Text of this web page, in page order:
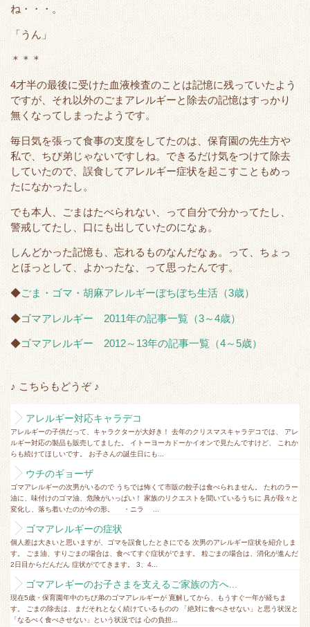
ね・・・。
「うん」
＊＊＊
4才半の最後に受けた血液検査のことは記憶に残っていたよう
ですが、それ以外のごまアレルギーと除去の記憶はすっかり
無くなってしまったようです。
毎日気を張って食事の支度をしてたのは、保育園の先生方や
私で、ちび弟じゃないですしね。できるだけ気をつけて除去
していたので、誤食してアレルギー症状を起こすこともめっ
たになかったし。
でも本人、ごまはたべられない、って自分で分かってたし、
警戒してたし、口にも出していたのになぁ。
しんどかった記憶も、忘れるものなんだなぁ。って、ちょっ
とほっとして、よかったな、って思ったんです。
◆ごま・ゴマ・胡麻アレルギーぼちぼち生活（3歳）
◆ゴマアレルギー 2011年の記事一覧（3～4歳）
◆ゴマアレルギー 2012～13年の記事一覧（4～5歳）
♪ こちらもどうぞ ♪
アレルギー対応キャラデコ
アレルギーの子供だって、キャラクターが大好き！ 去年のクリスマスキャラデコでは、 アレ
ルギー対応の製品も販売してました。 イトーヨーカドーかイオンで見たんですけど、 これか
らも続けてほしいです。 お子さんの誕生日にも...
ウチのギョーザ
ゴマアレルギーの次男がいるので うちでは怖くて市販の餃子は食べられません。 たれのラー
油に、味付けのゴマ油、危険がいっぱい！ 家族のリクエストを聞いているうちに 具が段々と
変化し、落ち着いたのが今の形。 ・ニラ ...
ゴマアレルギーの症状
個人差は大きいと思いますが、ゴマを誤食したときにでる 次男のアレルギー症状を紹介しま
す。 ごま油、すりごまの場合は、食べてすぐ症状がでます。 粒ごまの場合は、消化が進んだ
2日目からだんだん 症状がでてきます。 3、4...
ゴマアレギーのお子さまを支えるご家族の方へ...
現在5歳・保育園年中のちび弟のゴマアレルギーが 寛解してから、もうすぐ一年が経ちま
す。 ごまの除去は、まだそれとなく続けているものの 「絶対に食べさせない」と思う状況と
「なるべく食べさせない」という状況では 心の負担...